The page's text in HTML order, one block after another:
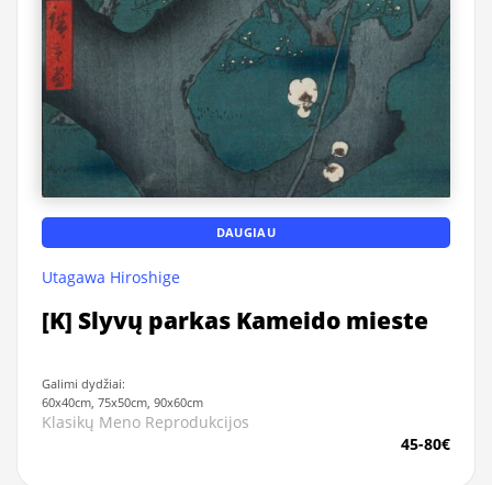
DAUGIAU
Utagawa Hiroshige
[K] Slyvų parkas Kameido mieste
Galimi dydžiai:
60x40cm, 75x50cm, 90x60cm
Klasikų Meno Reprodukcijos
45-80€